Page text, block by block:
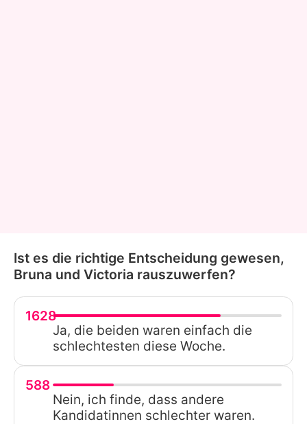
Ist es die richtige Entscheidung gewesen,
Bruna und Victoria rauszuwerfen?
1628
Ja, die beiden waren einfach die
schlechtesten diese Woche.
588
Nein, ich finde, dass andere
Kandidatinnen schlechter waren.